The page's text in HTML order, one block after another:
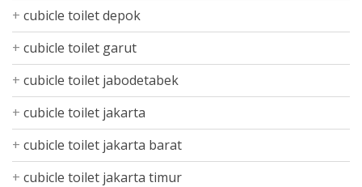
cubicle toilet depok
cubicle toilet garut
cubicle toilet jabodetabek
cubicle toilet jakarta
cubicle toilet jakarta barat
cubicle toilet jakarta timur